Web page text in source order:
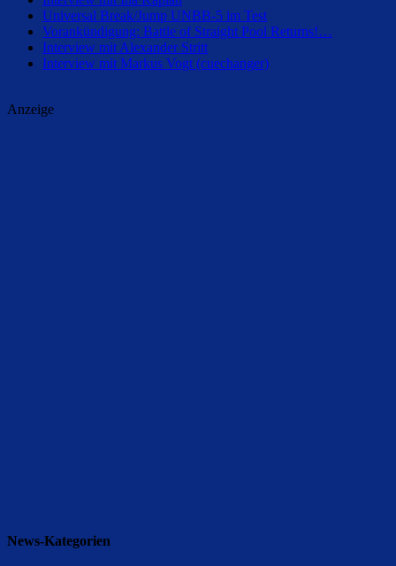
Universal Break/Jump UNBB-5 im Test
Vorankündigung: Battle of Straight Pool Returns!…
Interview mit Alexander Stritt
Interview mit Markus Vogt (cuechanger)
Anzeige
News-Kategorien